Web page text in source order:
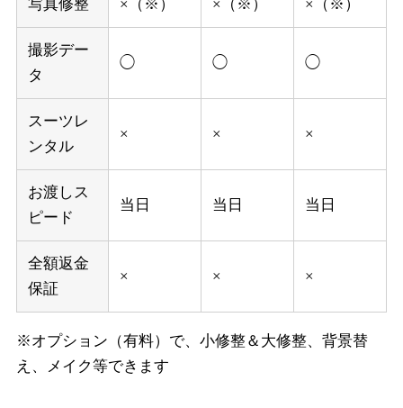
写真修整 ×（※） ×（※） ×（※）
撮影デー
タ
◯ ◯ ◯
スーツレ
ンタル
× × ×
お渡しス
ピード
当日 当日 当日
全額返金
保証
× × ×
※オプション（有料）で、小修整＆大修整、背景替
え、メイク等できます